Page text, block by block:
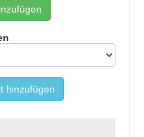
hinzufügen